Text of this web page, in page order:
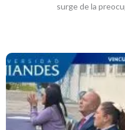
surge de la